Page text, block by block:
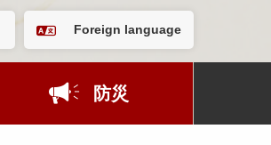
Foreign language
防災